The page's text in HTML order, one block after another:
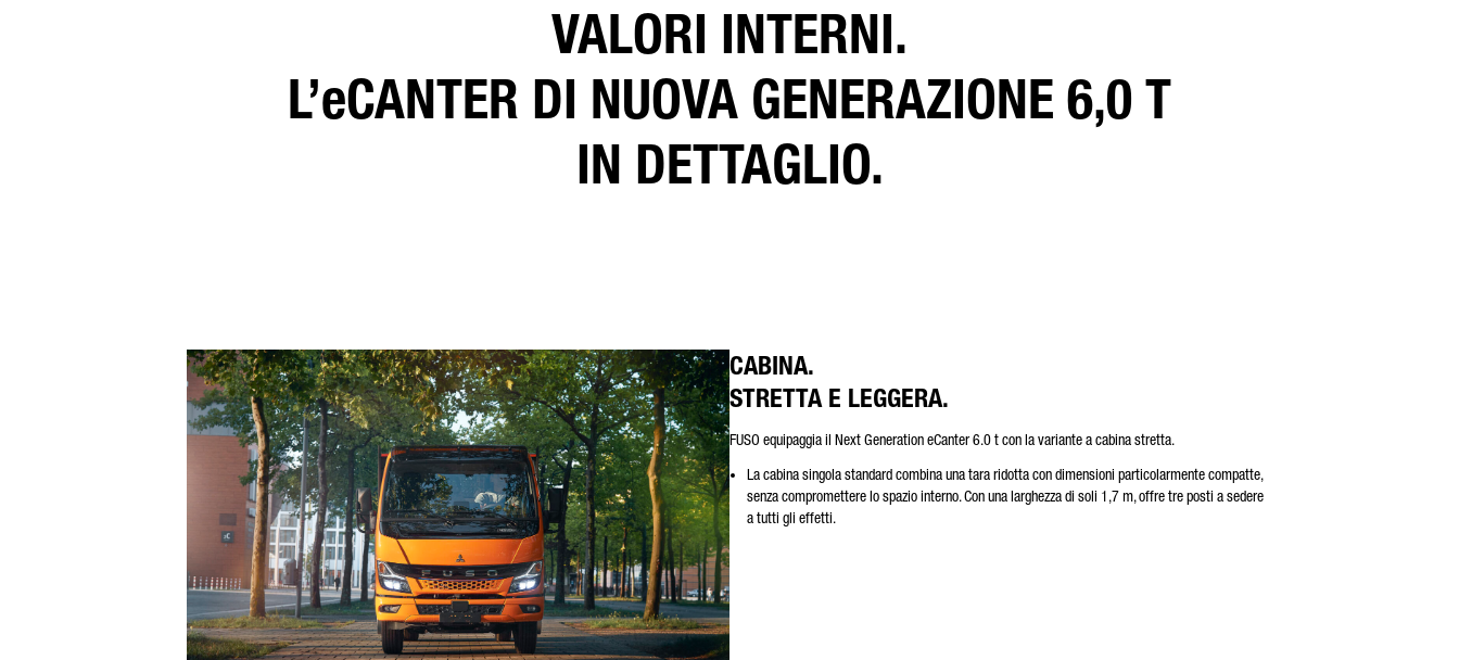
VALORI INTERNI.
L’eCANTER DI NUOVA GENERAZIONE 6,0 T
IN DETTAGLIO.
CABINA.
STRETTA E LEGGERA.
FUSO equipaggia il Next Generation eCanter 6.0 t con la variante a cabina stretta.
La cabina singola standard combina una tara ridotta con dimensioni particolarmente compatte,
senza compromettere lo spazio interno. Con una larghezza di soli 1,7 m, offre tre posti a sedere
a tutti gli effetti.